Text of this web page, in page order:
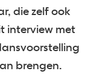
die zelf ook
interview met
brengen.